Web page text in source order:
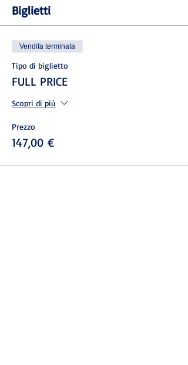
Biglietti
Vendita terminata
Tipo di biglietto
FULL PRICE
Scopri di più
Prezzo
147,00 €